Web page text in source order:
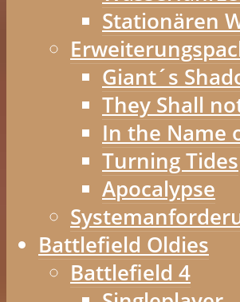
Stationären
Giant´s
They Shall
In the Name
Turning Tides
Apocalypse
Battlefield Oldies
Battlefield 4